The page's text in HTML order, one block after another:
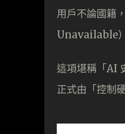
用戶不論國籍
Unavailable
這項堪稱「AI
正式由「控制